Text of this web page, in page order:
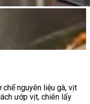
nguyên liệu gà, vịt
ướp vịt, chiên lấy